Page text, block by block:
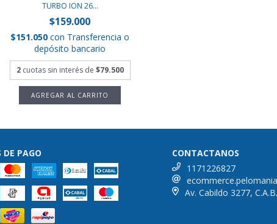
TURBO ION 26...
$159.000
$151.050con Transferencia o
depósito bancario
2 cuotas sin interés de $79.500
DE PAGO
CONTACTANOS
1171226827
Av. Cabildo 3277,